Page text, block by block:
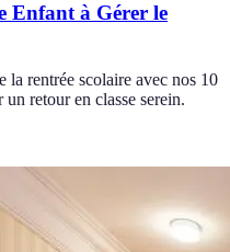
Enfant à Gérer le
la rentrée scolaire avec nos 10
retour en classe serein.